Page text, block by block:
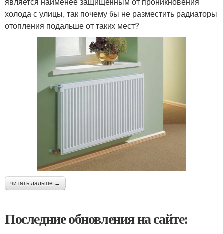
холода с улицы, так почему бы не разместить радиаторы
отопления подальше от таких мест?
читать дальше →
Последние обновления на сайте: